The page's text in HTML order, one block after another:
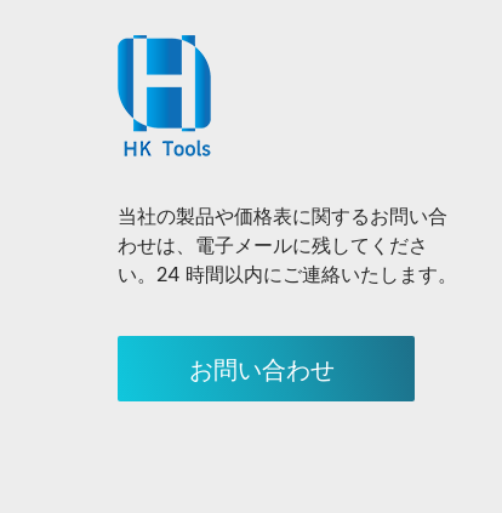
当社の製品や価格表に関するお問い合
わせは、電子メールに残してくださ
い。24 時間以内にご連絡いたします。
お問い合わせ